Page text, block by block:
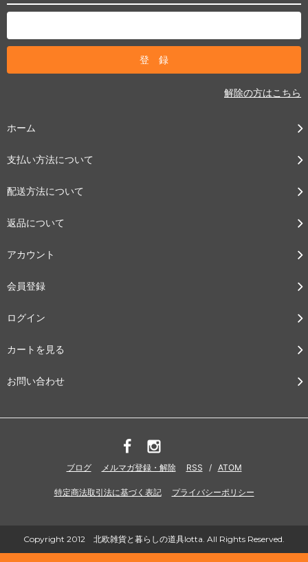
解除の方はこちら
ホーム
支払い方法について
配送方法について
返品について
アカウント
会員登録
ログイン
カートを見る
お問い合わせ
ブログ メルマガ登録・解除 RSS / ATOM
特定商法取引法に基づく表記 プライバシーポリシー
Copyright 2012 北欧雑貨と暮らしの道具lotta. All Rights Reserved.